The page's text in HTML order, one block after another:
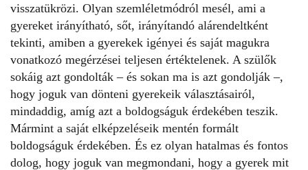
visszatükrözi. Olyan szemléletmódról mesél, ami a
gyereket irányítható, sőt, irányítandó alárendeltként
tekinti, amiben a gyerekek igényei és saját magukra
vonatkozó megérzései teljesen értéktelenek. A szülők
sokáig azt gondolták – és sokan ma is azt gondolják –,
hogy joguk van dönteni gyerekeik választásairól,
mindaddig, amíg azt a boldogságuk érdekében teszik.
Mármint a saját elképzeléseik mentén formált
boldogságuk érdekében. És ez olyan hatalmas és fontos
dolog, hogy joguk van megmondani, hogy a gyerek mit